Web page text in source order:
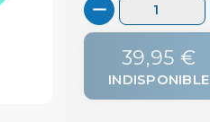
39,95 €
INDISPONIBLE